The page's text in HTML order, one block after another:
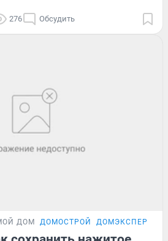
276 Обсудить
ДОМ ДОМОСТРОЙ ДОМЭКСПЕРТ